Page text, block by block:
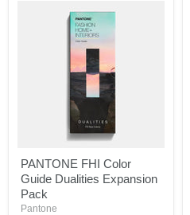
FHI
Color
Guide
Dualities
PANTONE FHI Color
Guide Dualities Expansion
Pack
Pantone